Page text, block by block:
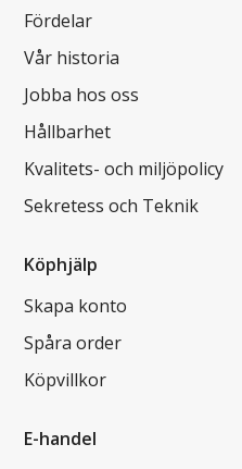
Fördelar
Vår historia
Jobba hos oss
Hållbarhet
Kvalitets- och miljöpolicy
Sekretess och Teknik
Köphjälp
Skapa konto
Spåra order
Köpvillkor
E-handel